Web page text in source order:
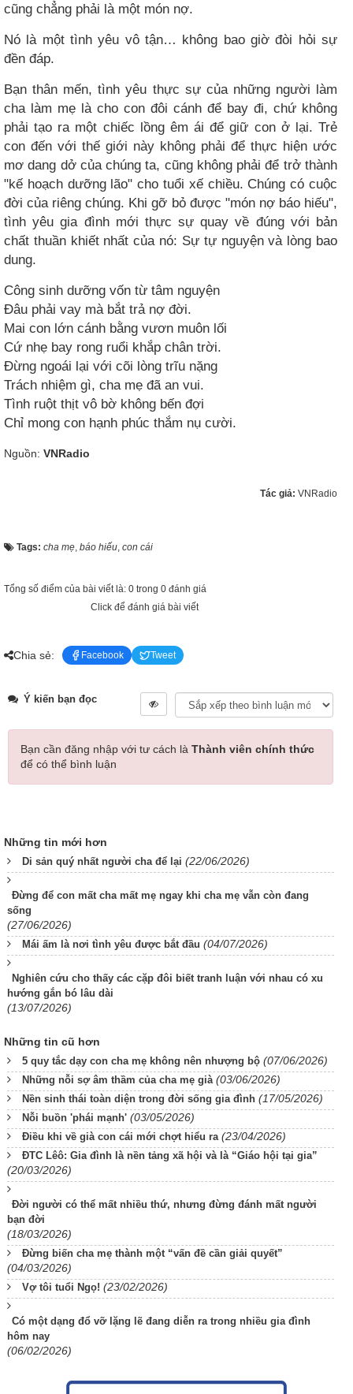
cũng chẳng phải là một món nợ.
Nó là một tình yêu vô tận… không bao giờ đòi hỏi sự
đền đáp.
Bạn thân mến, tình yêu thực sự của những người làm
cha làm mẹ là cho con đôi cánh để bay đi, chứ không
phải tạo ra một chiếc lồng êm ái để giữ con ở lại. Trẻ
con đến với thế giới này không phải để thực hiện ước
mơ dang dở của chúng ta, cũng không phải để trở thành
"kế hoạch dưỡng lão" cho tuổi xế chiều. Chúng có cuộc
đời của riêng chúng. Khi gỡ bỏ được "món nợ báo hiếu",
tình yêu gia đình mới thực sự quay về đúng với bản
chất thuần khiết nhất của nó: Sự tự nguyện và lòng bao
dung.
Công sinh dưỡng vốn từ tâm nguyện
Đâu phải vay mà bắt trả nợ đời.
Mai con lớn cánh bằng vươn muôn lối
Cứ nhẹ bay rong ruổi khắp chân trời.
Đừng ngoái lại với cõi lòng trĩu nặng
Trách nhiệm gì, cha mẹ đã an vui.
Tình ruột thịt vô bờ không bến đợi
Chỉ mong con hạnh phúc thắm nụ cười.
Nguồn: VNRadio
Tác giả: VNRadio
Tags: cha mẹ, báo hiếu, con cái
Tổng số điểm của bài viết là: 0 trong 0 đánh giá
Click để đánh giá bài viết
Chia sẻ: Facebook Tweet
Ý kiến bạn đọc
Bạn cần đăng nhập với tư cách là Thành viên chính thức
để có thể bình luận
Những tin mới hơn
Di sản quý nhất người cha để lại (22/06/2026)
Đừng để con mất cha mất mẹ ngay khi cha mẹ vẫn còn đang
sống
(27/06/2026)
Mái ấm là nơi tình yêu được bắt đầu (04/07/2026)
Nghiên cứu cho thấy các cặp đôi biết tranh luận với nhau có xu
hướng gắn bó lâu dài
(13/07/2026)
Những tin cũ hơn
5 quy tắc dạy con cha mẹ không nên nhượng bộ (07/06/2026)
Những nỗi sợ âm thầm của cha mẹ già (03/06/2026)
Nền sinh thái toàn diện trong đời sống gia đình (17/05/2026)
Nỗi buồn 'phái mạnh' (03/05/2026)
Điều khi về già con cái mới chợt hiểu ra (23/04/2026)
ĐTC Lêô: Gia đình là nền tảng xã hội và là “Giáo hội tại gia”
(20/03/2026)
Đời người có thể mất nhiều thứ, nhưng đừng đánh mất người
bạn đời
(18/03/2026)
Đừng biến cha mẹ thành một “vấn đề cần giải quyết”
(04/03/2026)
Vợ tôi tuổi Ngọ! (23/02/2026)
Có một dạng đổ vỡ lặng lẽ đang diễn ra trong nhiều gia đình
hôm nay
(06/02/2026)